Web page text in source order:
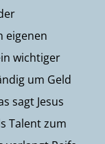
eigenen
wichtiger
um Geld
sagt Jesus
Talent zum